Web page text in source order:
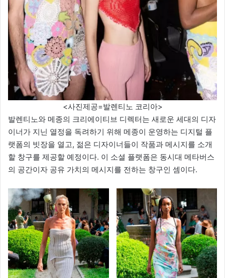
<사진제공=발렌티노 코리아>
발렌티노와 메종의 크리에이티브 디렉터는 새로운 세대의 디자
이너가 지닌 열정을 독려하기 위해 메종이 운영하는 디지털 플
랫폼의 빗장을 열고, 젊은 디자이너들이 작품과 메시지를 소개
할 창구를 제공할 예정이다. 이 소셜 플랫폼은 동시대 메타버스
의 공간이자 공유 가치의 메시지를 전하는 창구인 셈이다.